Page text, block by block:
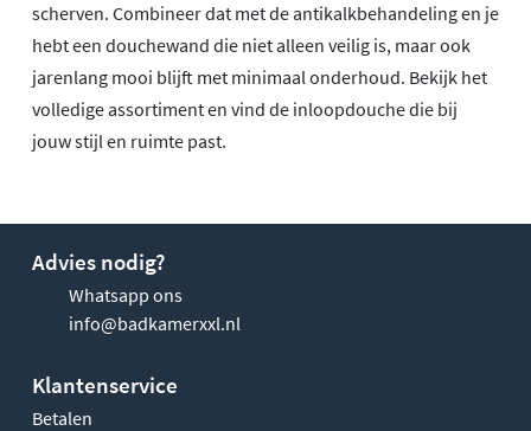
scherven. Combineer dat met de antikalkbehandeling en je
hebt een douchewand die niet alleen veilig is, maar ook
jarenlang mooi blijft met minimaal onderhoud. Bekijk het
volledige assortiment en vind de inloopdouche die bij
jouw stijl en ruimte past.
Advies nodig?
Whatsapp ons
info@badkamerxxl.nl
Klantenservice
Betalen